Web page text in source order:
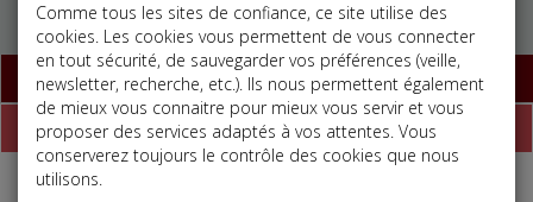
Base documentaire
Dépêches
Comme tous les sites de confiance, ce site utilise des
cookies. Les cookies vous permettent de vous connecter
en tout sécurité, de sauvegarder vos préférences (veille,
newsletter, recherche, etc.). Ils nous permettent également
de mieux vous connaitre pour mieux vous servir et vous
proposer des services adaptés à vos attentes. Vous
conserverez toujours le contrôle des cookies que nous
utilisons.